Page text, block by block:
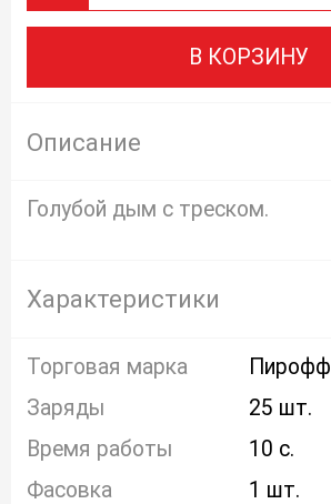
В КОРЗИНУ
Описание
Голубой дым с треском.
Характеристики
Торговая марка
Пирофф
Заряды
25 шт.
Время работы
10 с.
Фасовка
1 шт.